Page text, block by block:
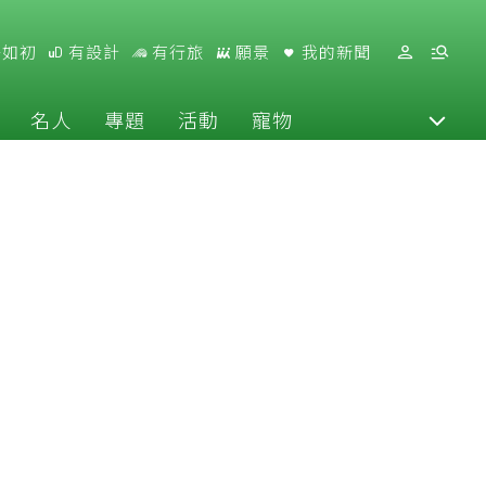
初 有設計 有行旅 願景 我的新聞
名人 專題 活動 寵物